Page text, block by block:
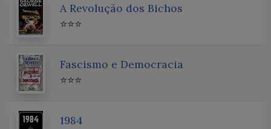
A Revolução dos Bichos
⭐⭐⭐
Fascismo e Democracia
⭐⭐⭐
1984